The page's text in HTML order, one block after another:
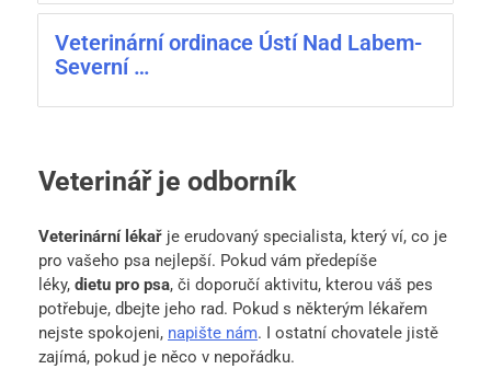
Veterinární ordinace Ústí Nad Labem-
Severní …
Veterinář je odborník
Veterinární lékař je erudovaný specialista, který ví, co je
pro vašeho psa nejlepší. Pokud vám předepíše
léky, dietu pro psa, či doporučí aktivitu, kterou váš pes
potřebuje, dbejte jeho rad. Pokud s některým lékařem
nejste spokojeni, napište nám. I ostatní chovatele jistě
zajímá, pokud je něco v nepořádku.